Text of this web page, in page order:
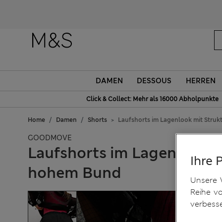
DAMEN DESSOUS HERREN
Click & Collect: Mehr als 16000 Abholpunkte
Home Damen Shorts Laufshorts im Lagenlook mit
GOODMOVE
Laufshorts im Lagenlook
hohem Bund
Ihre
Unsere
Reihe